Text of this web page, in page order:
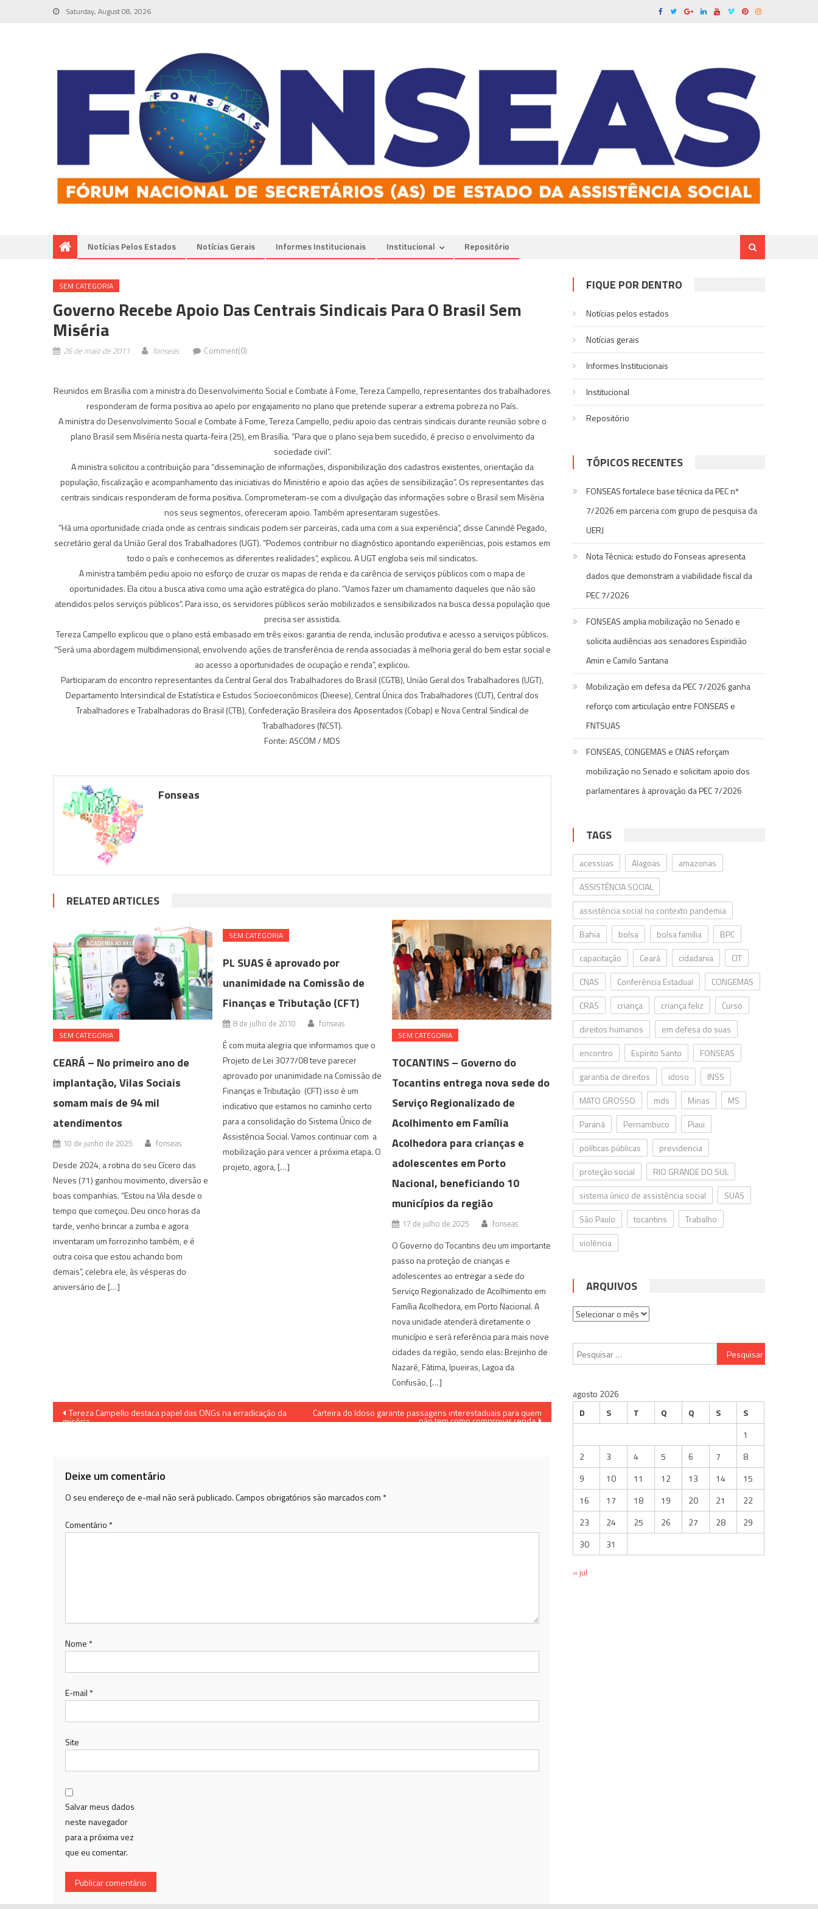
Saturday, August 08, 2026
Notícias Pelos Estados Notí­cias Gerais Informes Institucionais Institucional Repositório
SEM CATEGORIA
Governo Recebe Apoio Das Centrais Sindicais Para O Brasil Sem
Miséria
26 de maio de 2011 fonseas Comment(0)
Reunidos em Brasília com a ministra do Desenvolvimento Social e Combate à Fome, Tereza Campello, representantes dos trabalhadores
responderam de forma positiva ao apelo por engajamento no plano que pretende superar a extrema pobreza no País.
A ministra do Desenvolvimento Social e Combate à Fome, Tereza Campello, pediu apoio das centrais sindicais durante reunião sobre o
plano Brasil sem Miséria nesta quarta-feira (25), em Brasília. “Para que o plano seja bem sucedido, é preciso o envolvimento da
sociedade civil”.
A ministra solicitou a contribuição para “disseminação de informações, disponibilização dos cadastros existentes, orientação da
população, fiscalização e acompanhamento das iniciativas do Ministério e apoio das ações de sensibilização”. Os representantes das
centrais sindicais responderam de forma positiva. Comprometeram-se com a divulgação das informações sobre o Brasil sem Miséria
nos seus segmentos, ofereceram apoio. Também apresentaram sugestões.
“Há uma oportunidade criada onde as centrais sindicais podem ser parceiras, cada uma com a sua experiência”, disse Canindé Pegado,
secretário geral da União Geral dos Trabalhadores (UGT). “Podemos contribuir no diagnóstico apontando experiências, pois estamos em
todo o país e conhecemos as diferentes realidades”, explicou. A UGT engloba seis mil sindicatos.
A ministra também pediu apoio no esforço de cruzar os mapas de renda e da carência de serviços públicos com o mapa de
oportunidades. Ela citou a busca ativa como uma ação estratégica do plano. “Vamos fazer um chamamento daqueles que não são
atendidos pelos serviços públicos”. Para isso, os servidores públicos serão mobilizados e sensibilizados na busca dessa população que
precisa ser assistida.
Tereza Campello explicou que o plano está embasado em três eixos: garantia de renda, inclusão produtiva e acesso a serviços públicos.
“Será uma abordagem multidimensional, envolvendo ações de transferência de renda associadas à melhoria geral do bem estar social e
ao acesso a oportunidades de ocupação e renda”, explicou.
Participaram do encontro representantes da Central Geral dos Trabalhadores do Brasil (CGTB), União Geral dos Trabalhadores (UGT),
Departamento Intersindical de Estatística e Estudos Socioeconômicos (Dieese), Central Única dos Trabalhadores (CUT), Central dos
Trabalhadores e Trabalhadoras do Brasil (CTB), Confederação Brasileira dos Aposentados (Cobap) e Nova Central Sindical de
Trabalhadores (NCST).
Fonte: ASCOM / MDS
Fonseas
RELATED ARTICLES
SEM CATEGORIA
CEARÁ – No primeiro ano de
implantação, Vilas Sociais
somam mais de 94 mil
atendimentos
10 de junho de 2025 fonseas
Desde 2024, a rotina do seu Cícero das
Neves (71) ganhou movimento, diversão e
boas companhias. “Estou na Vila desde o
tempo que começou. Deu cinco horas da
tarde, venho brincar a zumba e agora
inventaram um forrozinho também, e é
outra coisa que estou achando bom
demais”, celebra ele, às vésperas do
aniversário de […]
SEM CATEGORIA
PL SUAS é aprovado por
unanimidade na Comissão de
Finanças e Tributação (CFT)
8 de julho de 2010 fonseas
É com muita alegria que informamos que o
Projeto de Lei 3077/08 teve parecer
aprovado por unanimidade na Comissão de
Finanças e Tributação (CFT) isso é um
indicativo que estamos no caminho certo
para a consolidação do Sistema Único de
Assistência Social. Vamos continuar com a
mobilização para vencer a próxima etapa. O
projeto, agora, […]
SEM CATEGORIA
TOCANTINS – Governo do
Tocantins entrega nova sede do
Serviço Regionalizado de
Acolhimento em Família
Acolhedora para crianças e
adolescentes em Porto
Nacional, beneficiando 10
municípios da região
17 de julho de 2025 fonseas
O Governo do Tocantins deu um importante
passo na proteção de crianças e
adolescentes ao entregar a sede do
Serviço Regionalizado de Acolhimento em
Família Acolhedora, em Porto Nacional. A
nova unidade atenderá diretamente o
município e será referência para mais nove
cidades da região, sendo elas: Brejinho de
Nazaré, Fátima, Ipueiras, Lagoa da
Confusão, […]
Navegação
Tereza Campello destaca papel das ONGs na erradicação da
miséria
Carteira do Idoso garante passagens interestaduais para quem
não tem como comprovar renda
Deixe um comentário
O seu endereço de e-mail não será publicado.Campos obrigatórios são marcados com *
Comentário *
Nome *
E-mail *
Site
Salvar meus dados
neste navegador
para a próxima vez
que eu comentar.
FIQUE POR DENTRO
Notícias pelos estados
Notí­cias gerais
Informes Institucionais
Institucional
Repositório
TÓPICOS RECENTES
FONSEAS fortalece base técnica da PEC nº
7/2026 em parceria com grupo de pesquisa da
UERJ
Nota Técnica: estudo do Fonseas apresenta
dados que demonstram a viabilidade fiscal da
PEC 7/2026
FONSEAS amplia mobilização no Senado e
solicita audiências aos senadores Espiridião
Amin e Camilo Santana
Mobilização em defesa da PEC 7/2026 ganha
reforço com articulação entre FONSEAS e
FNTSUAS
FONSEAS, CONGEMAS e CNAS reforçam
mobilização no Senado e solicitam apoio dos
parlamentares à aprovação da PEC 7/2026
TAGS
acessuas Alagoas
amazonas
ASSISTÊNCIA SOCIAL
assistência social no contexto pandemia
Bahia
bolsa bolsa família
BPC
capacitação
Ceará cidadania
CIT
CNAS
Conferência Estadual
CONGEMAS
CRAS
criança criança feliz
Curso
direitos humanos
em defesa do suas
encontro
Espirito Santo
FONSEAS
garantia de direitos
idoso
INSS
MATO GROSSO
mds Minas
MS
Paraná
Pernambuco
Piaui
políticas públicas
previdencia
proteção social
RIO GRANDE DO SUL
sistema único de assistência social
SUAS
São Paulo
tocantins
Trabalho
violência
ARQUIVOS
Arquivos
Pesquisar
por:
agosto 2026
D
S T Q Q S
S
1
2
3 4 5 6 7
8
9
10 11 12 13 14
15
16
17 18 19 20 21
22
23
24 25 26 27 28
29
30
31
« jul